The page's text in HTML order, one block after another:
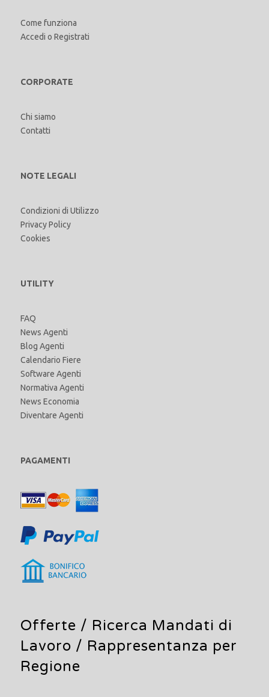
Come funziona
Accedi o Registrati
CORPORATE
Chi siamo
Contatti
NOTE LEGALI
Condizioni di Utilizzo
Privacy Policy
Cookies
UTILITY
FAQ
News Agenti
Blog Agenti
Calendario Fiere
Software Agenti
Normativa Agenti
News Economia
Diventare Agenti
PAGAMENTI
Offerte / Ricerca Mandati di
Lavoro / Rappresentanza per
Regione